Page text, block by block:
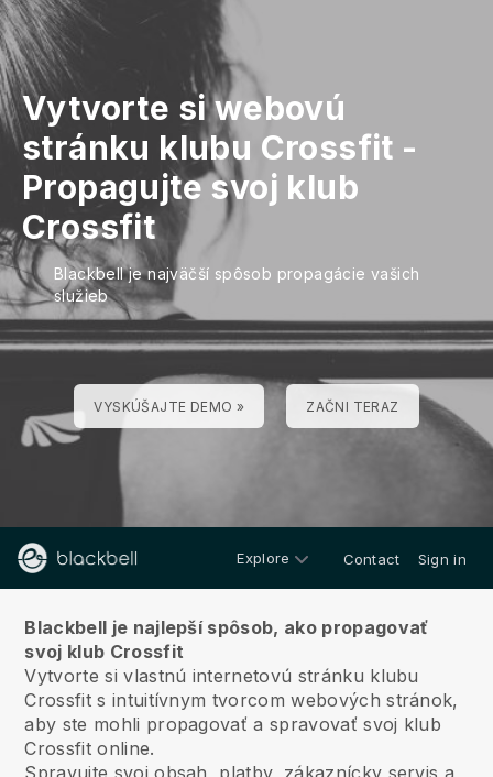
Vytvorte si webovú
stránku klubu Crossfit -
Propagujte svoj klub
Crossfit
Blackbell je najväčší spôsob propagácie vašich
služieb
VYSKÚŠAJTE DEMO » ZAČNI TERAZ
Explore Contact Sign in
Blackbell je najlepší spôsob, ako propagovať
svoj klub Crossfit
Vytvorte si vlastnú internetovú stránku klubu
Crossfit s intuitívnym tvorcom webových stránok,
aby ste mohli propagovať a spravovať svoj klub
Crossfit online.
Spravujte svoj obsah, platby, zákaznícky servis a